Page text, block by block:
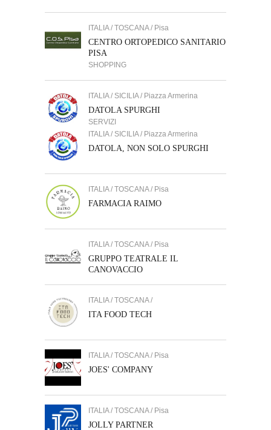
ITALIA / TOSCANA / Pisa
CENTRO ORTOPEDICO SANITARIO
PISA
SHOPPING
ITALIA / SICILIA / Piazza Armerina
DATOLA SPURGHI
SERVIZI
ITALIA / SICILIA / Piazza Armerina
DATOLA, NON SOLO SPURGHI
ITALIA / TOSCANA / Pisa
FARMACIA RAIMO
ITALIA / TOSCANA / Pisa
GRUPPO TEATRALE IL
CANOVACCIO
ITALIA / TOSCANA /
ITA FOOD TECH
ITALIA / TOSCANA / Pisa
JOES' COMPANY
ITALIA / TOSCANA / Pisa
JOLLY PARTNER